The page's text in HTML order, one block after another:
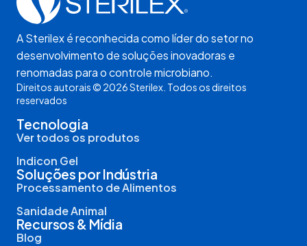
A Sterilex é reconhecida como líder do setor no
desenvolvimento de soluções inovadoras e
renomadas para o controle microbiano.
Direitos autorais © 2026 Sterilex. Todos os direitos
reservados
Tecnologia
Ver todos os produtos
Indicon Gel
Soluções por Indústria
Processamento de Alimentos
Sanidade Animal
Recursos & Mídia
Blog